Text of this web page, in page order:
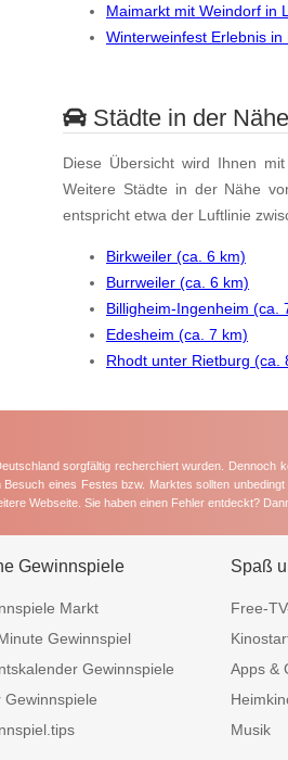
Maimarkt mit Weindorf in
Winterweinfest Erlebnis
Städte in der
Diese Übersicht wird Ihnen
Weitere Städte in der Nähe
entspricht etwa der Luftlinie
Birkweiler (ca. 6 km)
Burrweiler (ca. 6 km)
Billigheim-Ingenheim (ca.
Edesheim (ca. 7 km)
Rhodt unter Rietburg (ca.
sorgfältig recherchiert wurden.
eines Festes bzw. Marktes sollten
Webseite. Sie haben einen Fehler entdeckt?
Gewinnspiele
Markt
Gewinnspiel
Gewinnspiele
Gewinnspiele
Spaß
Free-
Apps &
Musik